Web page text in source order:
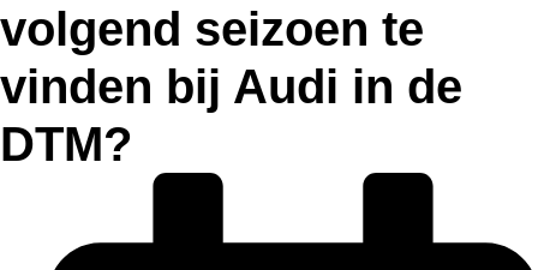
volgend seizoen te
vinden bij Audi in de
DTM?